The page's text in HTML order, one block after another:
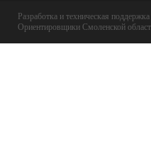
Разработка и техническая поддержка
Ориентировщики Смоленской